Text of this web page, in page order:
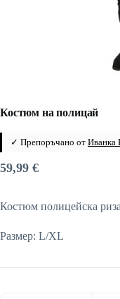
Костюм на полицай
✓ Препоръчано от Иванка
59,99 €
Костюм полицейска
Размер: L/XL